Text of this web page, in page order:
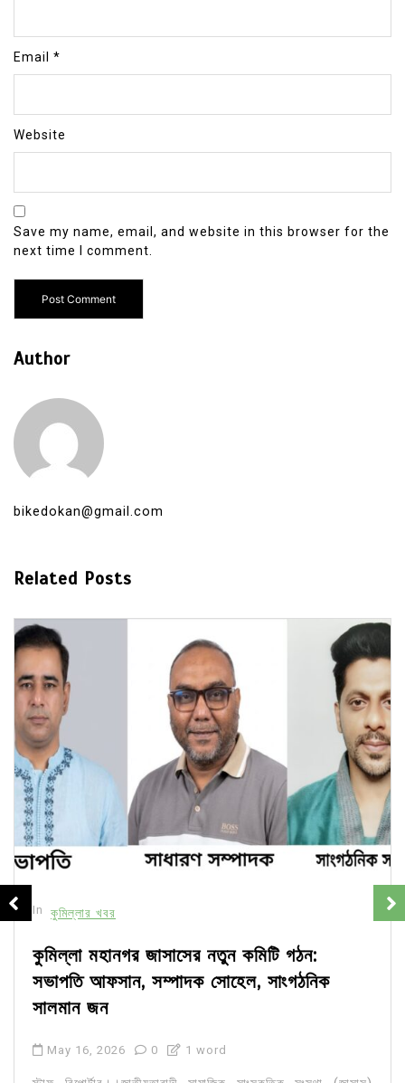
Email *
Website
Save my name, email, and website in this browser for the
next time I comment.
Author
bikedokan@gmail.com
Related Posts
In কুমিল্লার খবর
কুমিল্লা মহানগর জাসাসের নতুন কমিটি গঠন:
সভাপতি আফসান, সম্পাদক সোহেল, সাংগঠনিক
সালমান জন
May 16, 2026 0 1 word